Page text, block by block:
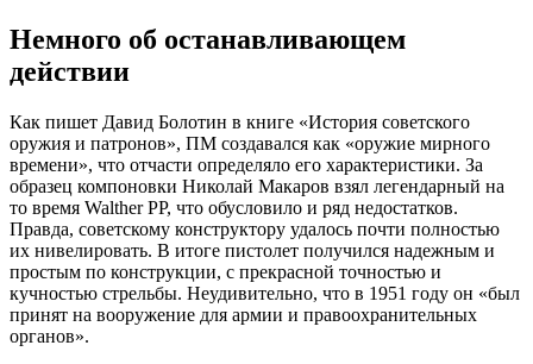
Немного об останавливающем
действии
Как пишет Давид Болотин в книге «История советского
оружия и патронов», ПМ создавался как «оружие мирного
времени», что отчасти определяло его характеристики. За
образец компоновки Николай Макаров взял легендарный на
то время Walther PP, что обусловило и ряд недостатков.
Правда, советскому конструктору удалось почти полностью
их нивелировать. В итоге пистолет получился надежным и
простым по конструкции, с прекрасной точностью и
кучностью стрельбы. Неудивительно, что в 1951 году он «был
принят на вооружение для армии и правоохранительных
органов».